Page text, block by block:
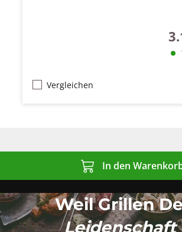
Vergleichen
In den
Weil Grillen
Leidenschaft